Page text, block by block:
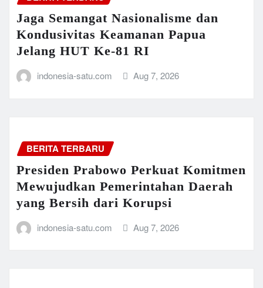
Jaga Semangat Nasionalisme dan
Kondusivitas Keamanan Papua
Jelang HUT Ke-81 RI
indonesia-satu.com Aug 7, 2026
BERITA TERBARU
Presiden Prabowo Perkuat Komitmen
Mewujudkan Pemerintahan Daerah
yang Bersih dari Korupsi
indonesia-satu.com Aug 7, 2026